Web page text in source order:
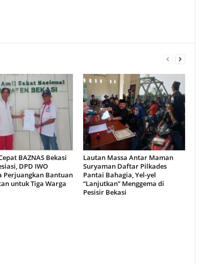
BAZNAS Bekasi
DPD IWO
Perjuangkan Bantuan
untuk Tiga Warga
Lautan Massa Antar Maman
Suryaman Daftar Pilkades
Pantai Bahagia, Yel-yel
“Lanjutkan” Menggema di
Pesisir Bekasi